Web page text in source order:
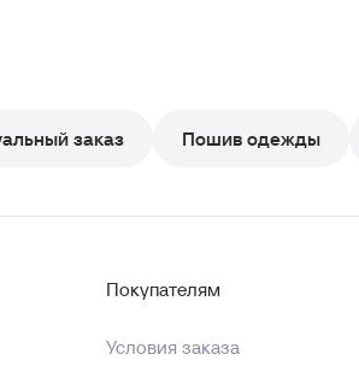
заказ Пошив одежды
Покупателям
Условия заказа